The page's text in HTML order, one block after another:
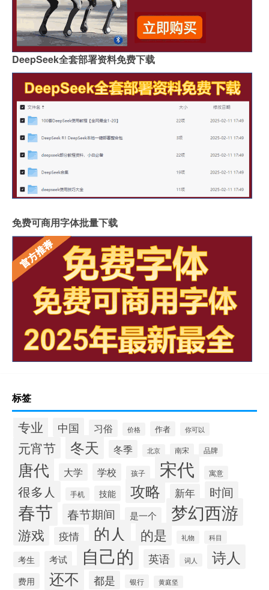
DeepSeek全套部署资料免费下载
免费可商用字体批量下载
标签
专业 中国 习俗 价格 作者 你可以
元宵节 冬天 冬季 北京 南宋 品牌
唐代 大学 学校 孩子 宋代 寓意
很多人 手机 技能 攻略 新年 时间
春节 春节期间 是一个 梦幻西游
游戏 疫情 的人 的是 礼物 科目
考生 考试 自己的 英语 词人 诗人
费用 还不 都是 银行 黄庭坚